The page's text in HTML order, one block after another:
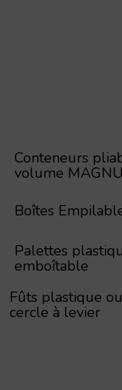
Conteneurs
volume
Boîtes
Palettes
emboîtable
Fûts plastique
cercle à levier